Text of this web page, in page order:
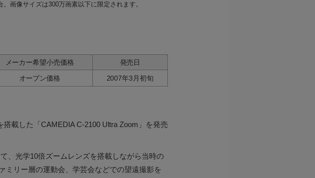
画像サイズは300万画素以下に限定されます。
メーカー希望小売価格
発売日
オープン価格 2007年3月初旬
載した「CAMEDIA C-2100 Ultra Zoom」を発売
、光学10倍ズームレンズを搭載しながら当時の
ミリー層の運動会、学芸会などでの望遠撮影を